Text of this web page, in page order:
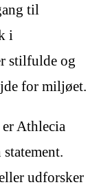
til
i
stilfulde og
for miljøet.
Athlecia
udforsker